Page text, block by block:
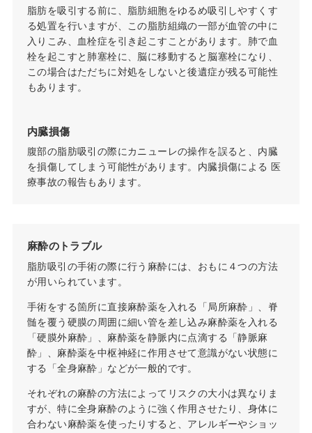
脂肪を吸引する前に、脂肪細胞をゆるめ吸引しやすくす
る処置を行いますが、この脂肪組織の一部が血管の中に
入りこみ、血栓症を引き起こすことがあります。肺で血
栓を起こすと肺塞栓に、脳に移動すると脳塞栓になり、
この場合はただちに対処をしないと後遺症が残る可能性
もあります。
内臓損傷
腹部の脂肪吸引の際にカニューレの操作を誤ると、内臓
を損傷してしまう可能性があります。内臓損傷による 医
療事故の報告もあります。
麻酔のトラブル
脂肪吸引の手術の際に行う麻酔には、おもに４つの方法
が用いられています。
手術をする箇所に直接麻酔薬を入れる「局所麻酔」、脊
髄を覆う硬膜の周囲に細い管を差し込み麻酔薬を入れる
「硬膜外麻酔」、麻酔薬を静脈内に点滴する「静脈麻
酔」、麻酔薬を中枢神経に作用させて意識がない状態に
する「全身麻酔」などが一般的です。
それぞれの麻酔の方法によってリスクの大小は異なりま
すが、特に全身麻酔のように強く作用させたり、身体に
合わない麻酔薬を使ったりすると、アレルギーやショッ